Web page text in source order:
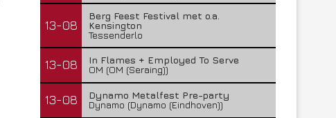
29 juli 2026
13-08
Berg Feest Festival met o.a.
Kensington
Tessenderlo
13-08
In Flames + Employed To Serve
OM (OM (Seraing))
13-08
Dynamo Metalfest Pre-party
Dynamo (Dynamo (Eindhoven))